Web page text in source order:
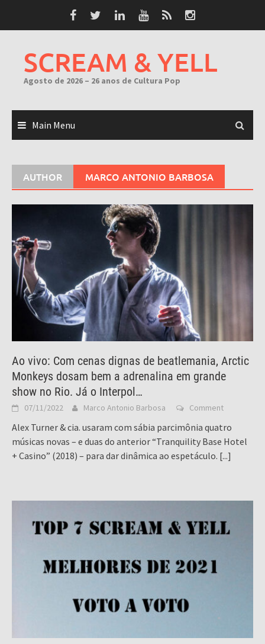
SCREAM & YELL
Agosto de 2026 – 26 anos de Cultura Pop
Main Menu
AUTHOR MARCO ANTONIO BARBOSA
Ao vivo: Com cenas dignas de beatlemania, Arctic
Monkeys dosam bem a adrenalina em grande
show no Rio. Já o Interpol…
07/11/2022 Marco Antonio Barbosa Comment
Alex Turner & cia. usaram com sábia parcimônia quatro
músicas novas – e duas do anterior “Tranquility Base Hotel
+ Casino” (2018) – para dar dinâmica ao espetáculo. [...]